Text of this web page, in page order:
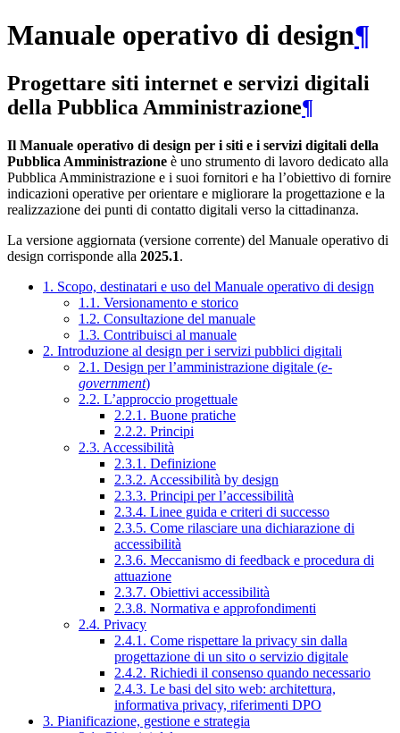
Manuale operativo di design¶
Progettare siti internet e servizi digitali
della Pubblica Amministrazione¶
Il Manuale operativo di design per i siti e i servizi digitali della
Pubblica Amministrazione è uno strumento di lavoro dedicato alla
Pubblica Amministrazione e i suoi fornitori e ha l’obiettivo di fornire
indicazioni operative per orientare e migliorare la progettazione e la
realizzazione dei punti di contatto digitali verso la cittadinanza.
La versione aggiornata (versione corrente) del Manuale operativo di
design corrisponde alla 2025.1.
1. Scopo, destinatari e uso del Manuale operativo di design
1.1. Versionamento e storico
1.2. Consultazione del manuale
1.3. Contribuisci al manuale
2. Introduzione al design per i servizi pubblici digitali
2.1. Design per l’amministrazione digitale (e-
government)
2.2. L’approccio progettuale
2.2.1. Buone pratiche
2.2.2. Principi
2.3. Accessibilità
2.3.1. Definizione
2.3.2. Accessibilità by design
2.3.3. Principi per l’accessibilità
2.3.4. Linee guida e criteri di successo
2.3.5. Come rilasciare una dichiarazione di
accessibilità
2.3.6. Meccanismo di feedback e procedura di
attuazione
2.3.7. Obiettivi accessibilità
2.3.8. Normativa e approfondimenti
2.4. Privacy
2.4.1. Come rispettare la privacy sin dalla
progettazione di un sito o servizio digitale
2.4.2. Richiedi il consenso quando necessario
2.4.3. Le basi del sito web: architettura,
informativa privacy, riferimenti DPO
3. Pianificazione, gestione e strategia